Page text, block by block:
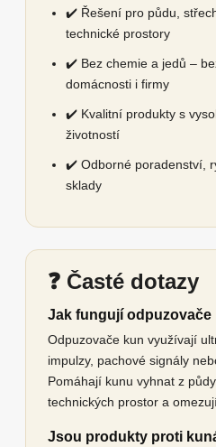
✔️ Řešení pro půdu,
technické prostory
✔️ Bez chemie a jedů –
domácnosti i firmy
✔️ Kvalitní produkty s
životností
✔️ Odborné poradenství,
sklady
❓ Časté dotazy
Jak fungují odpuzovače
Odpuzovače kun využívají
impulzy, pachové signály
Pomáhají kunu vyhnat z
technických prostor a
Jsou produkty proti